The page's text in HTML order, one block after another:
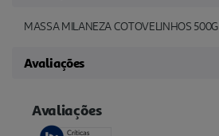
MASSA MILANEZA COTOVELINHOS 500G
Avaliações